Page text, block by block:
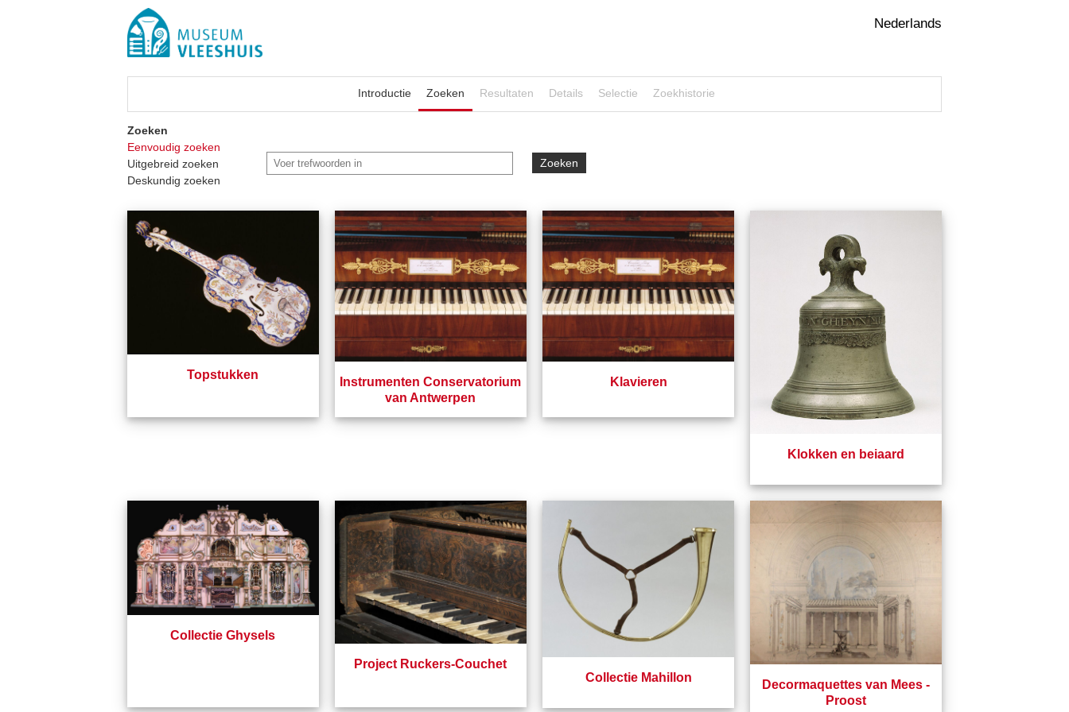
Nederlands
Introductie Zoeken Resultaten Details Selectie Zoekhistorie
Zoeken
Eenvoudig zoeken
Uitgebreid zoeken
Deskundig zoeken
Topstukken
Instrumenten Conservatorium
van Antwerpen
Klavieren
Klokken en beiaard
Collectie Ghysels
Project Ruckers-Couchet
Collectie Mahillon
Decormaquettes van Mees -
Proost